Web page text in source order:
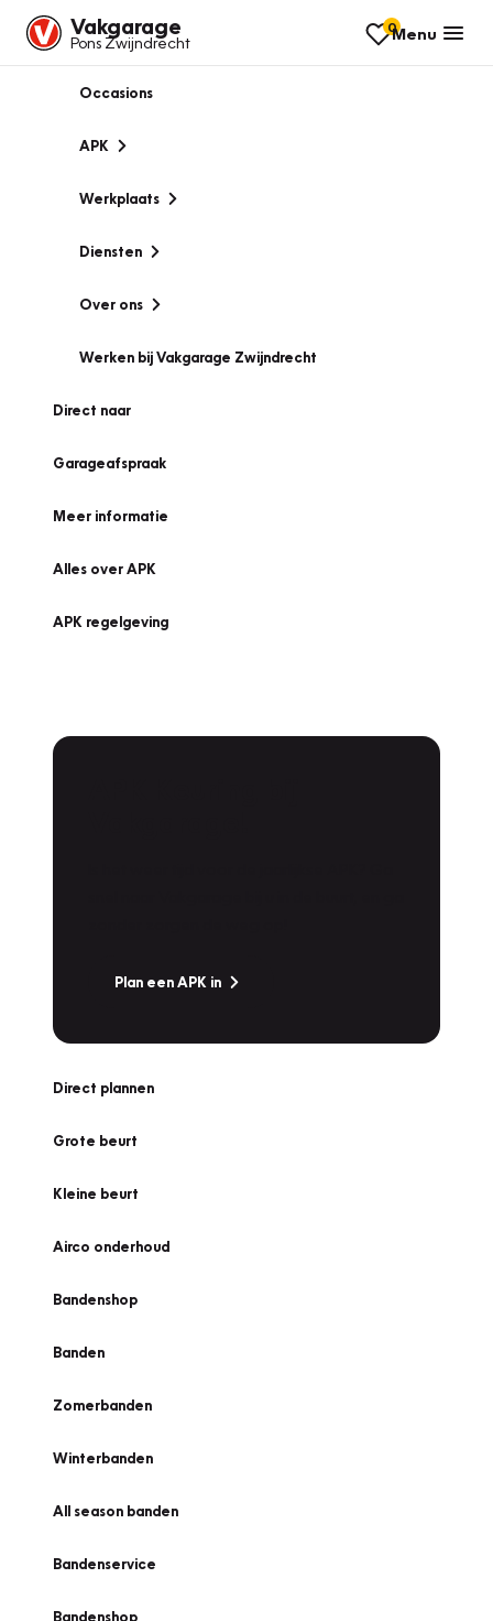
Vakgarage
Pons Zwijndrecht
0Menu
Occasions
APK
Werkplaats
Diensten
Over ons
Werken bij Vakgarage Zwijndrecht
Direct naar
Garageafspraak
Meer informatie
Alles over APK
APK regelgeving
Plan een APK in
Direct plannen
Grote beurt
Kleine beurt
Airco onderhoud
Bandenshop
Banden
Zomerbanden
Winterbanden
All season banden
Bandenservice
Bandenshop